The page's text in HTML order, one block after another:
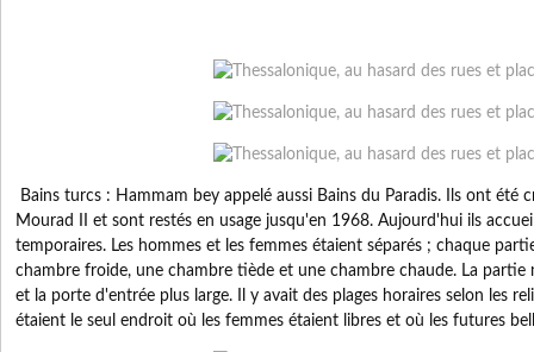
Bains turcs : Hammam bey appelé aussi Bains du Paradis. Ils ont été
Mourad II et sont restés en usage jusqu'en 1968. Aujourd'hui ils
temporaires. Les hommes et les femmes étaient séparés ; chaque
chambre froide, une chambre tiède et une chambre chaude. La partie
et la porte d'entrée plus large. Il y avait des plages horaires selon les
étaient le seul endroit où les femmes étaient libres et où les futures